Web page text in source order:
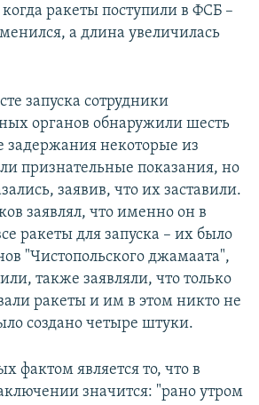
ракеты поступили в ФСБ –
а длина увеличилась
запуска сотрудники
органов обнаружили шесть
задержания некоторые из
признательные показания, но
заявив, что их заставили.
заявлял, что именно он в
ракеты для запуска – их было
"Чистопольского джамаата",
также заявляли, что только
ракеты и им в этом никто не
создано четыре штуки.
фактом является то, что в
значится: "рано утром